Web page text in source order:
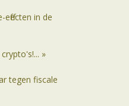
in de
»
tegen fiscale